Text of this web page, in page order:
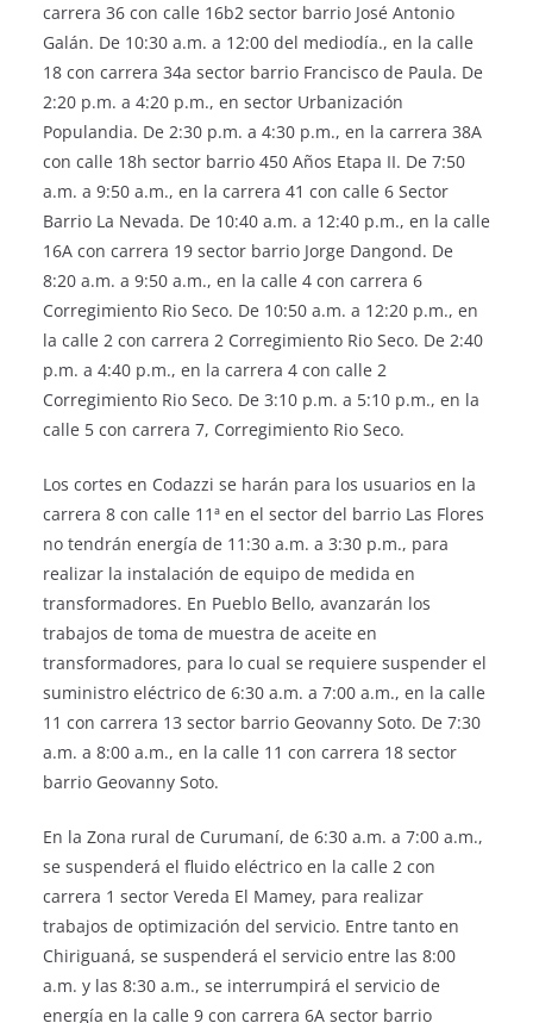
carrera 36 con calle 16b2 sector barrio José Antonio
Galán. De 10:30 a.m. a 12:00 del mediodía., en la calle
18 con carrera 34a sector barrio Francisco de Paula. De
2:20 p.m. a 4:20 p.m., en sector Urbanización
Populandia. De 2:30 p.m. a 4:30 p.m., en la carrera 38A
con calle 18h sector barrio 450 Años Etapa II. De 7:50
a.m. a 9:50 a.m., en la carrera 41 con calle 6 Sector
Barrio La Nevada. De 10:40 a.m. a 12:40 p.m., en la calle
16A con carrera 19 sector barrio Jorge Dangond. De
8:20 a.m. a 9:50 a.m., en la calle 4 con carrera 6
Corregimiento Rio Seco. De 10:50 a.m. a 12:20 p.m., en
la calle 2 con carrera 2 Corregimiento Rio Seco. De 2:40
p.m. a 4:40 p.m., en la carrera 4 con calle 2
Corregimiento Rio Seco. De 3:10 p.m. a 5:10 p.m., en la
calle 5 con carrera 7, Corregimiento Rio Seco.
Los cortes en Codazzi se harán para los usuarios en la
carrera 8 con calle 11ª en el sector del barrio Las Flores
no tendrán energía de 11:30 a.m. a 3:30 p.m., para
realizar la instalación de equipo de medida en
transformadores. En Pueblo Bello, avanzarán los
trabajos de toma de muestra de aceite en
transformadores, para lo cual se requiere suspender el
suministro eléctrico de 6:30 a.m. a 7:00 a.m., en la calle
11 con carrera 13 sector barrio Geovanny Soto. De 7:30
a.m. a 8:00 a.m., en la calle 11 con carrera 18 sector
barrio Geovanny Soto.
En la Zona rural de Curumaní, de 6:30 a.m. a 7:00 a.m.,
se suspenderá el fluido eléctrico en la calle 2 con
carrera 1 sector Vereda El Mamey, para realizar
trabajos de optimización del servicio. Entre tanto en
Chiriguaná, se suspenderá el servicio entre las 8:00
a.m. y las 8:30 a.m., se interrumpirá el servicio de
energía en la calle 9 con carrera 6A sector barrio